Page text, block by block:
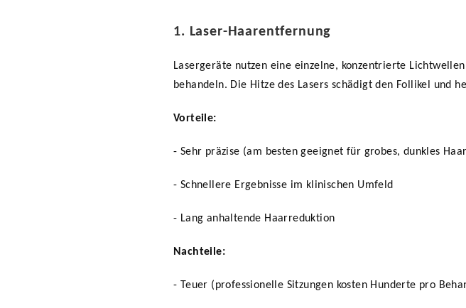
1. Laser-Haarentfernung
Lasergeräte nutzen eine einzelne, konzentrierte
behandeln. Die Hitze des Lasers schädigt den Follikel und
Vorteile:
- Sehr präzise (am besten geeignet für grobes, dunkles
- Schnellere Ergebnisse im klinischen Umfeld
- Lang anhaltende Haarreduktion
Nachteile:
- Teuer (professionelle Sitzungen kosten Hunderte pro